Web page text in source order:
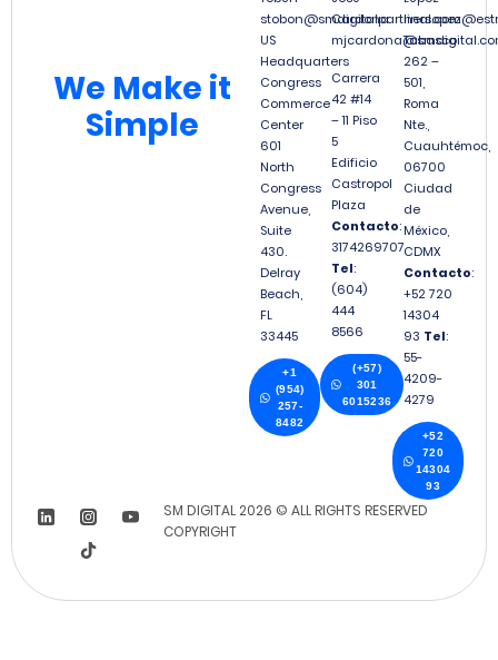
We Make it
Simple
stobon@smdigitalpartners.com
US
Headquarters
Congress
Commerce
Center
601
North
Congress
Avenue,
Suite
430.
Delray
Beach,
FL
33445
+1
(954)
257-
8482
(+57)
301
6015236
Cardona
Carrera
42 #14
– 11 Piso
5
Edificio
Castropol
Plaza
Contacto:
3174269707
Tel:
(604)
444
8566
+52
720
14304
93
Tabasco
262 –
501,
Roma
Nte.,
Cuauhtémoc,
06700
Ciudad
de
México,
CDMX
Contacto:
+52 720
14304
93 Tel:
55-
4209-
4279
SM DIGITAL 2026 © ALL RIGHTS RESERVED
COPYRIGHT